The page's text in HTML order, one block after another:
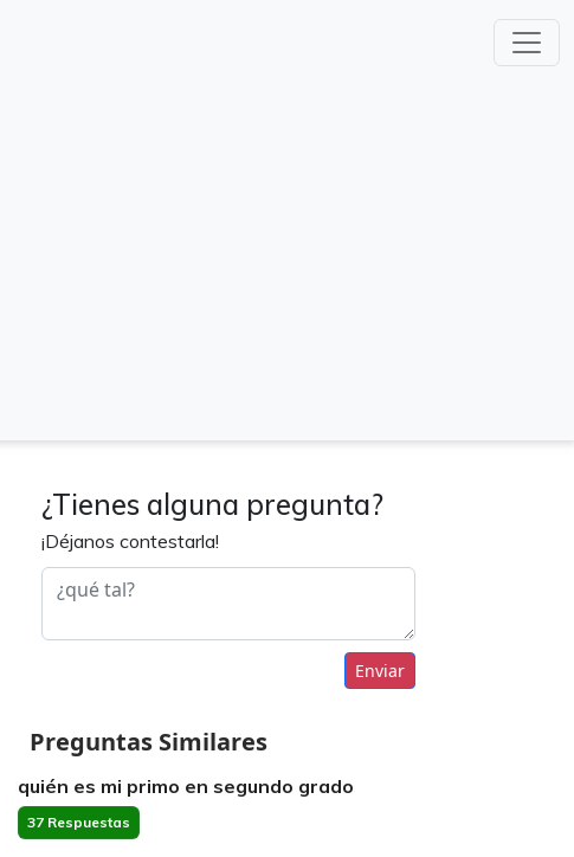
¿Tienes alguna pregunta?
¡Déjanos contestarla!
Enviar
Preguntas Similares
quién es mi primo en segundo grado
37 Respuestas